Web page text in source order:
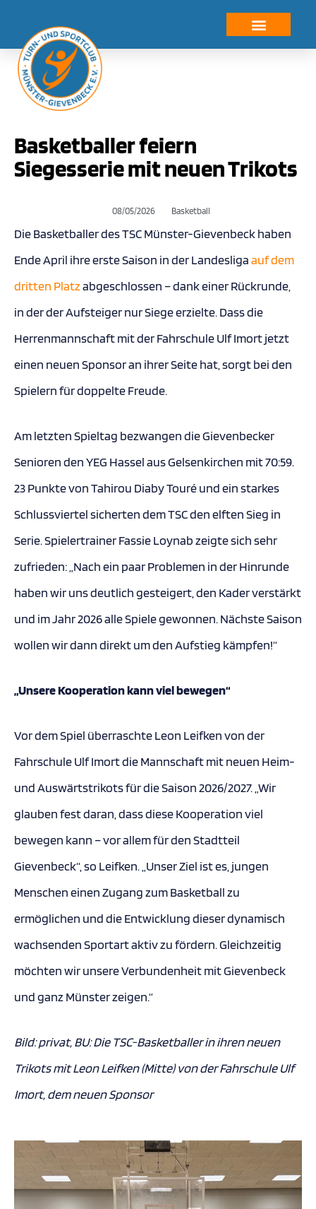
Basketballer feiern
Siegesserie mit neuen Trikots
08/05/2026 Basketball
Die Basketballer des TSC Münster-Gievenbeck haben
Ende April ihre erste Saison in der Landesligaauf dem
dritten Platzabgeschlossen – dank einer Rückrunde,
in der der Aufsteiger nur Siege erzielte. Dass die
Herrenmannschaft mit der Fahrschule Ulf Imort jetzt
einen neuen Sponsor an ihrer Seite hat, sorgt bei den
Spielern für doppelte Freude.
Am letzten Spieltag bezwangen die Gievenbecker
Senioren den YEG Hassel aus Gelsenkirchen mit 70:59.
23 Punkte von Tahirou Diaby Touré und ein starkes
Schlussviertel sicherten dem TSC den elften Sieg in
Serie. Spielertrainer Fassie Loynab zeigte sich sehr
zufrieden: „Nach ein paar Problemen in der Hinrunde
haben wir uns deutlich gesteigert, den Kader verstärkt
und im Jahr 2026 alle Spiele gewonnen. Nächste Saison
wollen wir dann direkt um den Aufstieg kämpfen!“
„Unsere Kooperation kann viel bewegen“
Vor dem Spiel überraschte Leon Leifken von der
Fahrschule Ulf Imort die Mannschaft mit neuen Heim-
und Auswärtstrikots für die Saison 2026/2027. „Wir
glauben fest daran, dass diese Kooperation viel
bewegen kann – vor allem für den Stadtteil
Gievenbeck“, so Leifken. „Unser Ziel ist es, jungen
Menschen einen Zugang zum Basketball zu
ermöglichen und die Entwicklung dieser dynamisch
wachsenden Sportart aktiv zu fördern. Gleichzeitig
möchten wir unsere Verbundenheit mit Gievenbeck
und ganz Münster zeigen.“
Bild: privat, BU: Die TSC-Basketballer in ihren neuen
Trikots mit Leon Leifken (Mitte) von der Fahrschule Ulf
Imort, dem neuen Sponsor